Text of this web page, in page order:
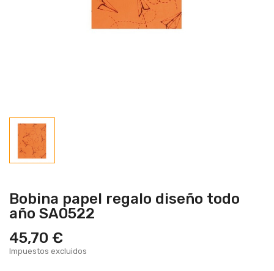
Bobina papel regalo diseño todo
año SA0522
45,70 €
Impuestos excluidos